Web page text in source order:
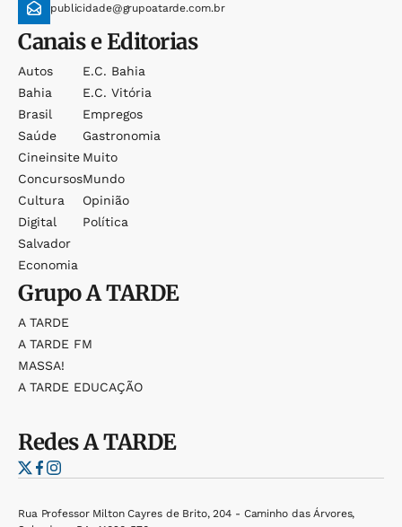
publicidade@grupoatarde.com.br
Canais e Editorias
Autos
Bahia
Brasil
Saúde
Cineinsite
Concursos
Cultura
Digital
Salvador
Economia
E.c. Bahia
E.c. Vitória
Empregos
Gastronomia
Muito
Mundo
Opinião
Política
GrupoA TARDE
A TARDE
A TARDE FM
MASSA!
A TARDE EDUCAÇÃO
RedesA TARDE
Rua Professor Milton Cayres de Brito, 204 - Caminho das Árvores,